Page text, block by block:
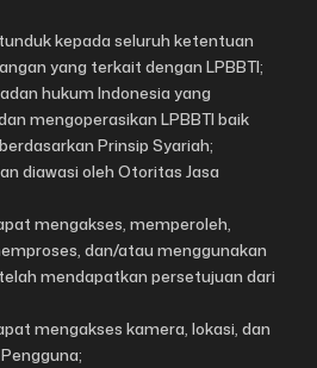
kepada seluruh ketentuan
yang terkait dengan LPBBTI;
hukum Indonesia yang
mengoperasikan LPBBTI baik
Prinsip Syariah;
diawasi oleh Otoritas Jasa
mengakses, memperoleh,
dan/atau menggunakan
mendapatkan persetujuan dari
mengakses kamera, lokasi, dan